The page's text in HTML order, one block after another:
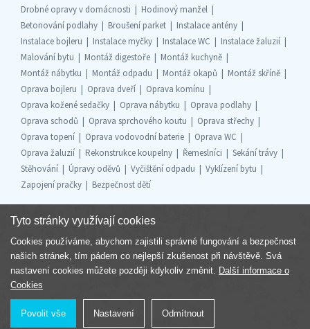
Drobné opravy v domácnosti
Hodinový manžel
Betonování podlahy
Broušení parket
Instalace antény
Instalace bojleru
Instalace myčky Instalace WC
Instalace žaluzií
Malování bytu
Montáž digestoře
Montáž kuchyně
Montáž nábytku
Montáž odpadu Montáž okapů
Montáž skříně
Oprava bojleru
Oprava dveří
Oprava komínu
Oprava kožené sedačky
Oprava nábytku
Oprava podlahy
Oprava schodů
Oprava sprchového koutu
Oprava střechy
Oprava topení
Oprava vodovodní baterie
Oprava WC
Oprava žaluzií
Rekonstrukce koupelny Řemeslníci
Sekání trávy
Stěhování
Úpravy oděvů Vyčištění odpadu
Vyklízení bytu
Zapojení pračky
Bezpečnost dětí
Součást skupiny
Tyto stránky využívají cookies
Cookies používáme, abychom zajistili správné fungování a bezpečnost
našich stránek, tím pádem co nejlepší zkušenost při návštěvě. Svá
nastavení cookies můžete později kdykoliv změnit. Další informace o
Cookies
Povolit vše Nastavení Odmítnout